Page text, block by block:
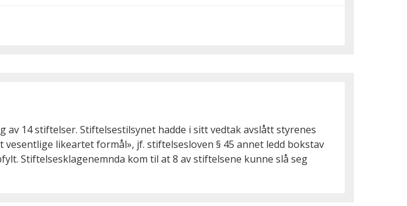
av 14 stiftelser. Stiftelsestilsynet hadde i sitt vedtak avslått styrenes
likeartet formål», jf. stiftelsesloven § 45 annet ledd bokstav
Stiftelsesklagenemnda kom til at 8 av stiftelsene kunne slå seg